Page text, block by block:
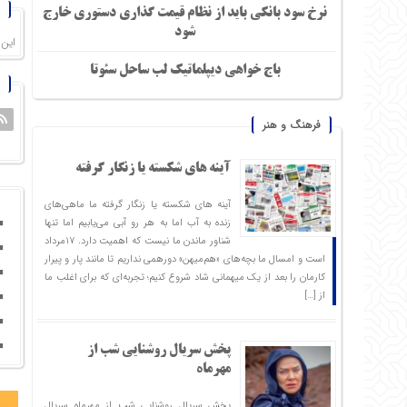
نرخ سود بانکی باید از نظام قیمت گذاری دستوری خارج
شود
باج خواهی دیپلماتیک لب ساحل سئوتا
فرهنگ و هنر
آینه های شکسته یا زنگار گرفته
آینه های شکسته یا زنگار گرفته ما ماهی‌های
زنده به آب اما به هر رو آبی می‌یابیم اما تنها
شناور ماندن ما نیست که اهمیت دارد. ۱۷مرداد
است و امسال ما بچه‌های «هم‌میهن» دورهمی نداریم تا مانند پار و پیرار
کارمان را بعد از یک میهمانی شاد شروع ‌کنیم؛ تجربه‌ای که برای اغلب ما
از […]
پخش سریال روشنایی شب از
مهرماه